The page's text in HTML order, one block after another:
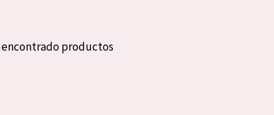
encontrado productos